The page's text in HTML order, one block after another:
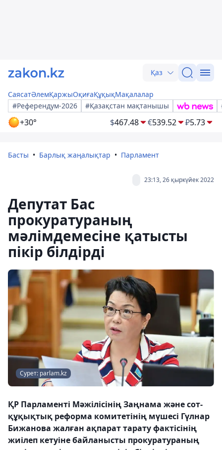
Қаз
СаясатӘлемҚаржыОқиғаҚұқықМақалалар
#Референдум-2026
#Қазақстан мақтанышы
+30° $467.48 €539.52 ₽5.73
Басты Барлық жаңалықтар Парламент
23:13, 26 қыркүйек 2022
Депутат Бас
прокуратураның
мәлімдемесіне қатысты
пікір білдірді
Сурет: parlam.kz
ҚР Парламенті Мәжілісінің Заңнама және сот-
құқықтық реформа комитетінің мүшесі Гүлнар
Бижанова жалған ақпарат тарату фактісінің
жиілеп кетуіне байланысты прокуратураның